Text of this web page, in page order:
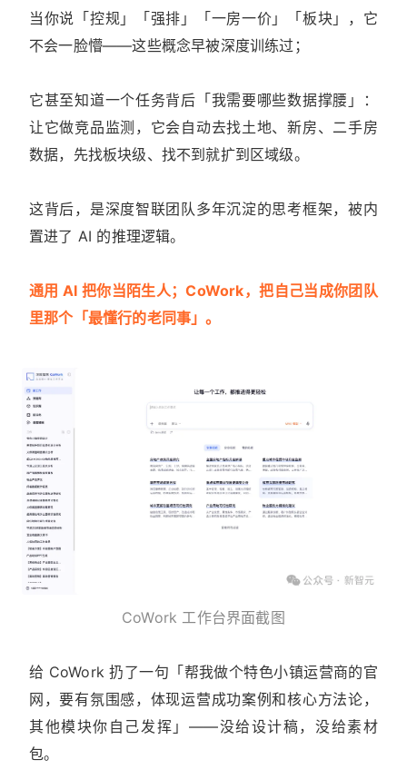
当你说「控规」「强排」「一房一价」「板块」，它
不会一脸懵——这些概念早被深度训练过；
它甚至知道一个任务背后「我需要哪些数据撑腰」：
让它做竞品监测，它会自动去找土地、新房、二手房
数据，先找板块级、找不到就扩到区域级。
这背后，是深度智联团队多年沉淀的思考框架，被内
置进了 AI 的推理逻辑。
通用 AI 把你当陌生人；CoWork，把自己当成你团队
里那个「最懂行的老同事」。
CoWork 工作台界面截图
给 CoWork 扔了一句「帮我做个特色小镇运营商的官
网，要有氛围感，体现运营成功案例和核心方法论，
其他模块你自己发挥」——没给设计稿，没给素材
包。